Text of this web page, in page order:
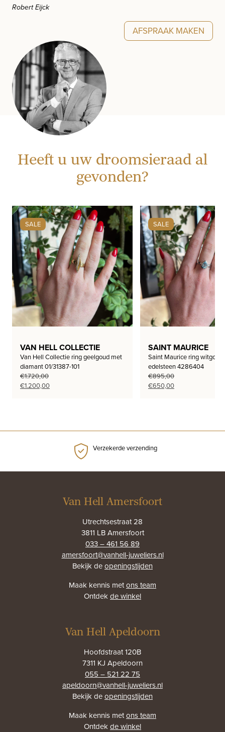
Robert Eijck
AFSPRAAK MAKEN
Heeft u uw droomsieraad al
gevonden?
SALE
VAN HELL COLLECTIE
Van Hell Collectie ring geelgoud met
diamant 01/31387-101
€1.720,00
Oorspronkelijke
€1.200,00Huidige
SALE
SAINT MAURICE
Saint Maurice ring witgoud
edelsteen 4286404
€895,00
Oorspronkelijke
€650,00Huidige
Verzekerde verzending
Van Hell Amersfoort
Utrechtsestraat 28
3811 LB Amersfoort
033 – 461 56 89
amersfoort@vanhell-juweliers.nl
Bekijk deopeningstijden
Maak kennis metons team
Ontdekde winkel
Van Hell Apeldoorn
Hoofdstraat 120B
7311 KJ Apeldoorn
055 – 521 22 75
apeldoorn@vanhell-juweliers.nl
Bekijk deopeningstijden
Maak kennis metons team
Ontdekde winkel